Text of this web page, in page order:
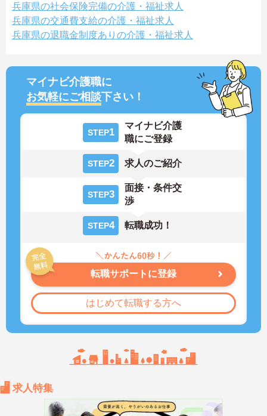
兵庫県の社会保険完備の介護・福祉求人
兵庫県の交通費支給の介護・福祉求人
兵庫県の退職金制度ありの介護・福祉求人
マイナビ介護職に
お気軽にご相談下さい！
STEP1
マイナビ介護
職にご登録
STEP2 求人のご紹介
STEP3
面接・条件交
渉
STEP4 転職成功！
転職サポートに登録
はじめて転職する方へ
求人特集